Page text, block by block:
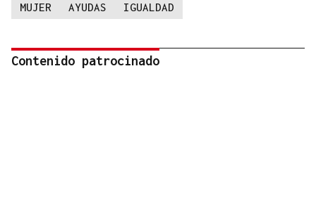
MUJER
AYUDAS IGUALDAD
Contenido patrocinado